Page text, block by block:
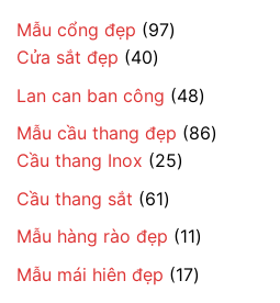
Mẫu cổng đẹp 9797
phẩm
Cửa sắt đẹp 4040
sản
phẩm
Lan can ban công 4848
sản
phẩm
Mẫu cầu thang đẹp 8686
Cầu thang Inox 2525
Cầu thang sắt 6161
sản
phẩm
Mẫu hàng rào đẹp 1111
sản
phẩm
Mẫu mái hiên đẹp 1717